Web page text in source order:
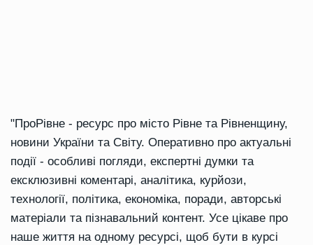
"ПроРівне - ресурс про місто Рівне та Рівненщину,
новини України та Світу. Оперативно про актуальні
події - особливі погляди, експертні думки та
ексклюзивні коментарі, аналітика, курйози,
технології, політика, економіка, поради, авторські
матеріали та пізнавальний контент. Усе цікаве про
наше життя на одному ресурсі, щоб бути в курсі